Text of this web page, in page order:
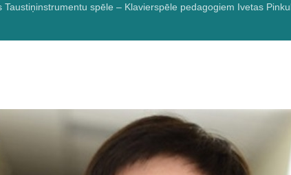
spēle – Klavierspēle pedagogiem Ivetas